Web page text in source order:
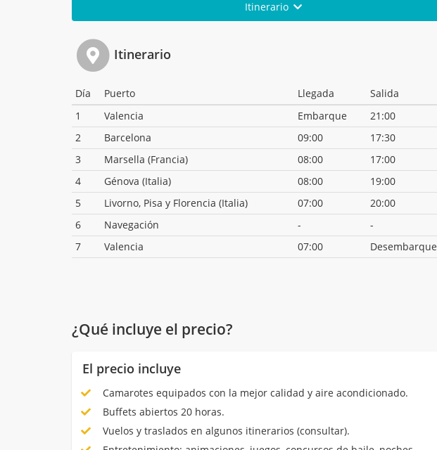
Itinerario
Itinerario
Día Puerto Llegada
Salida
1
Valencia Embarque
21:00
2
Barcelona 09:00
17:30
3
Marsella (Francia) 08:00
17:00
4
Génova (Italia) 08:00
19:00
5
Livorno, Pisa y Florencia (Italia) 07:00
20:00
6
Navegación -
-
7
Valencia 07:00 Desembarque
¿Qué incluye el precio?
El precio incluye
Camarotes equipados con la mejor calidad y aire acondicionado.
Buffets abiertos 20 horas.
Vuelos y traslados en algunos itinerarios (consultar).